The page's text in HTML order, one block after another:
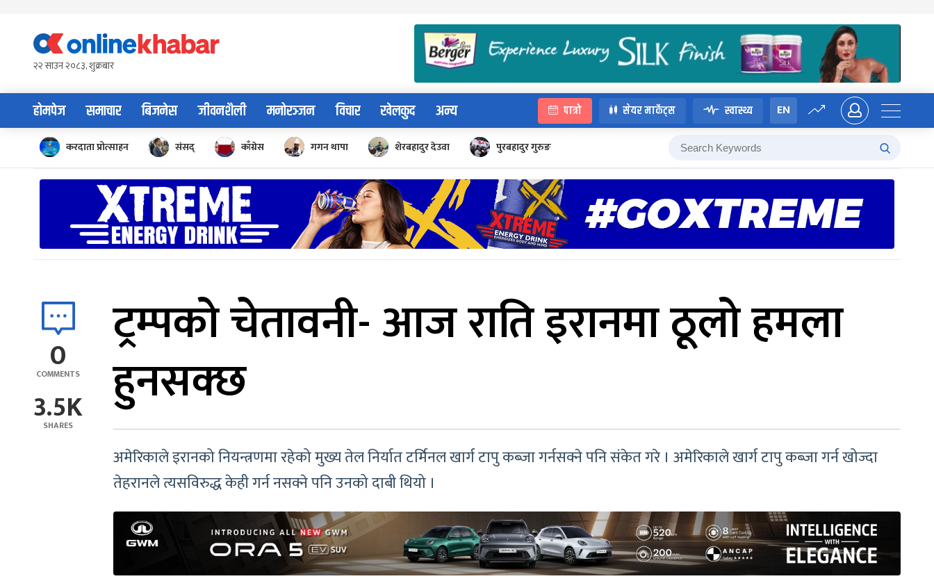
content२२ साउन २०८३, शुक्रबार
होमपेज समाचार बिजनेस जीवनशैली मनोरञ्जन विचार खेलकुद अन्य पात्रो सेयर मार्केट्स स्वास्थ्य EN
करदाता प्रोत्साहन संसद् काँग्रेस गगन थापा शेरबहादुर देउवा पुरबहादुर गुरुङ
0
COMMENTS
3.5K
SHARES
ट्रम्पको चेतावनी- आज राति इरानमा ठूलो हमला
हुनसक्छ
अमेरिकाले इरानको नियन्त्रणमा रहेको मुख्य तेल निर्यात टर्मिनल खार्ग टापु कब्जा गर्नसक्ने पनि संकेत गरे । अमेरिकाले खार्ग टापु कब्जा गर्न खोज्दा
तेहरानले त्यसविरुद्ध केही गर्न नसक्ने पनि उनको दाबी थियो ।